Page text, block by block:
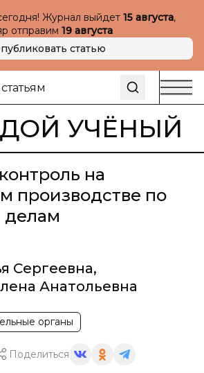
Журнал выйдет 15 августа,
отправим 19 августа
статью
УЧЁНЫЙ
на
производстве по
делам
Сергеевна,
Анатольевна
органы
Поделиться